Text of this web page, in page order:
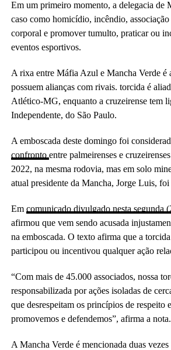
Em um primeiro momento, a delegacia de
caso como homicídio, incêndio,
corporal e promover tumulto, praticar ou
eventos esportivos.
A rixa entre Máfia Azul e Mancha Verde é
possuem alianças com rivais. torcida é
Atlético-MG, enquanto a cruzeirense tem
Independente, do São Paulo.
A emboscada deste domingo foi
confronto entre palmeirenses e
2022, na mesma rodovia, mas em solo
atual presidente da Mancha, Jorge Luis,
Em comunicado divulgado nesta segunda
afirmou que vem sendo acusada
na emboscada. O texto afirma que a
participou ou incentivou qualquer ação
“Com mais de 45.000 associados, nossa
responsabilizada por ações isoladas de
que desrespeitam os princípios de respeito
promovemos e defendemos”, afirma a nota.
A Mancha Verde é mencionada duas